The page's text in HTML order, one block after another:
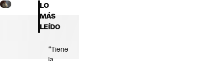
LO
MÁS
LEÍDO
“Tiene